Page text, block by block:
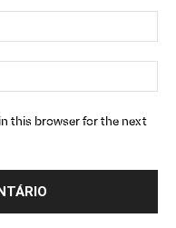
this browser for the next